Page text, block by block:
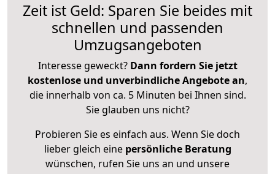
Zeit ist Geld: Sparen Sie beides mit
schnellen und passenden
Umzugsangeboten
Interesse geweckt? Dann fordern Sie jetzt
kostenlose und unverbindliche Angebote an,
die innerhalb von ca. 5 Minuten bei Ihnen sind.
Sie glauben uns nicht?
Probieren Sie es einfach aus. Wenn Sie doch
lieber gleich eine persönliche Beratung
wünschen, rufen Sie uns an und unsere